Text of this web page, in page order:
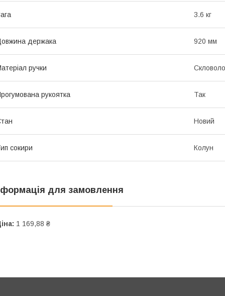
3.6 кг
держака 920 мм
ручки
рукоятка Так
Новий
сокири Колун
для замовлення
1 169,88 ₴